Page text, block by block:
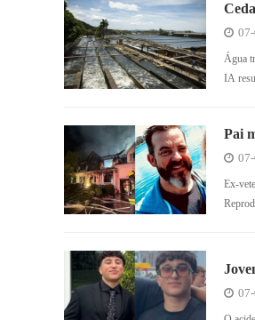
2050
Água
IA
Pai
Ex-